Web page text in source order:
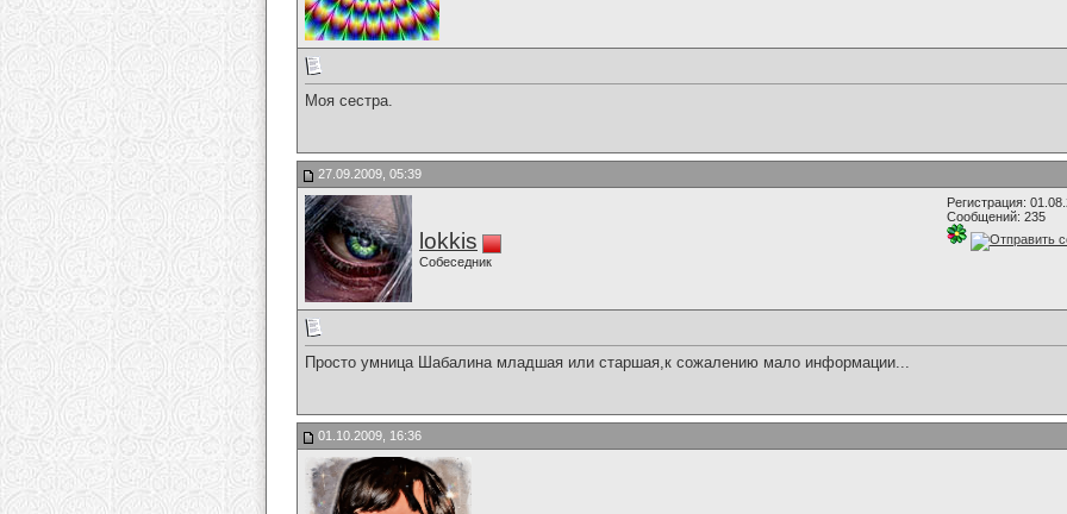
Моя сестра.
27.09.2009, 05:39
lokkis
Собеседник
Регистрация:
Сообщений: 235
Просто умница Шабалина младшая или старшая,к сожалению мало информации...
01.10.2009, 16:36